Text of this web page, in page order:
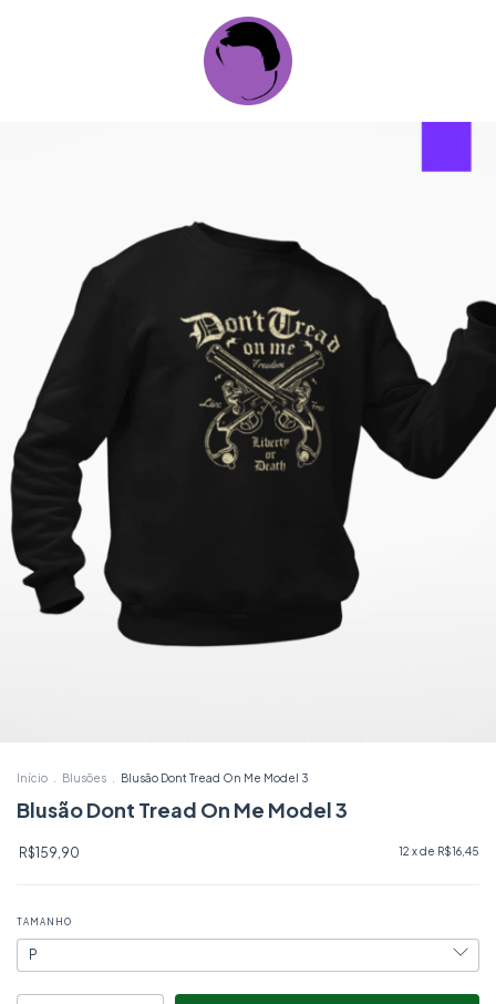
Início Blusões Blusão Dont Tread On Me Model 3
Blusão Dont Tread On Me Model 3
R$159,90 12 x de R$16,45
TAMANHO